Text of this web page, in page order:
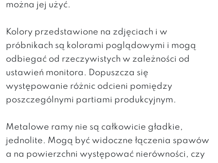
można jej użyć.
Kolory przedstawione na zdjęciach i w
próbnikach są kolorami poglądowymi i mogą
odbiegać od rzeczywistych w zależności od
ustawień monitora. Dopuszcza się
występowanie różnic odcieni pomiędzy
poszczególnymi partiami produkcyjnym.
Metalowe ramy nie są całkowicie gładkie,
jednolite. Mogą być widoczne łączenia spawów
a na powierzchni występować nierówności, czy